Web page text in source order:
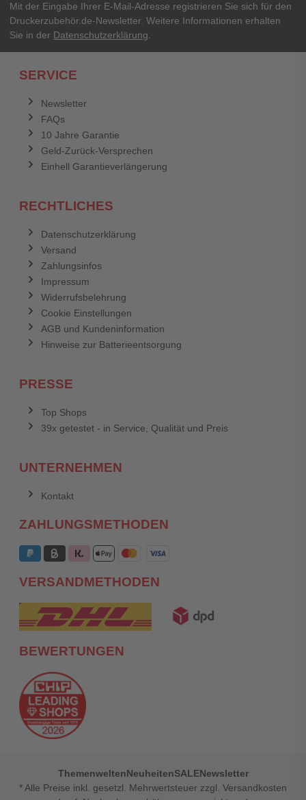
Mit der Eingabe Ihrer E-Mail-Adresse registrieren Sie sich für den
Druckerzubehör.de-Newsletter. Weitere Informationen erhalten
Sie in der Datenschutzerklärung
SERVICE
Newsletter
FAQs
10 Jahre Garantie
Geld-Zurück-Versprechen
Einhell Garantieverlängerung
RECHTLICHES
Datenschutzerklärung
Versand
Zahlungsinfos
Impressum
Widerrufsbelehrung
Cookie Einstellungen
AGB und Kundeninformation
Hinweise zur Batterieentsorgung
PRESSE
Top Shops
39x getestet - in Service, Qualität und Preis
UNTERNEHMEN
Kontakt
ZAHLUNGSMETHODEN
VERSANDMETHODEN
BEWERTUNGEN
ThemenweltenNeuheitenSALENewsletter
* Alle Preise inkl. gesetzl. Mehrwertsteuer zzgl. Versandkosten